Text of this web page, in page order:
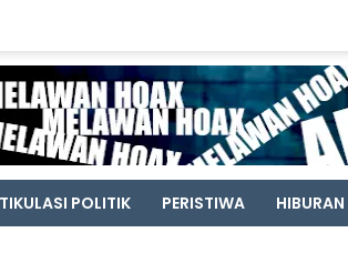
POLITIK PERISTIWA HIBURAN